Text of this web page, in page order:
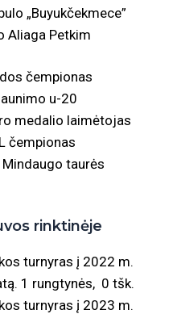
„Buyukčekmece”
Aliaga Petkim
čempionas
u-20
medalio laimėtojas
čempionas
taurės
rinktinėje
turnyras į 2022 m.
1 rungtynės, 0 tšk.
turnyras į 2023 m.